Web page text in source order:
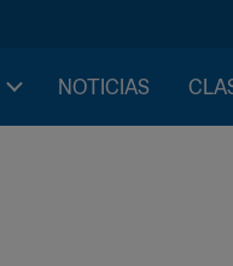
NOTICIAS